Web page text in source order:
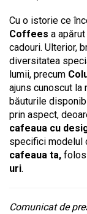
Cu o istorie ce
Coffees a
cadouri. Ulterior,
diversitatea
lumii, precum
ajuns cunoscut la
băuturile
prin aspect,
cafeaua cu
specifici modelul
cafeaua ta,
uri.
Comunicat de